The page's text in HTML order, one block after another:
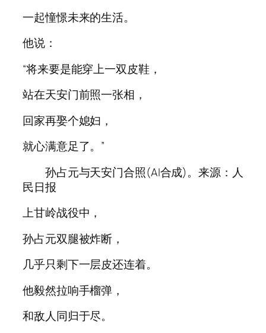
一起憧憬未来的生活。
他说：
“将来要是能穿上一双皮鞋，
站在天安门前照一张相，
回家再娶个媳妇，
就心满意足了。”
孙占元与天安门合照(AI合成)。来源：人
民日报
上甘岭战役中，
孙占元双腿被炸断，
几乎只剩下一层皮还连着。
他毅然拉响手榴弹，
和敌人同归于尽。